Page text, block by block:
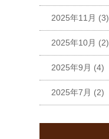
2025年11月 (3)
2025年10月 (2)
2025年9月 (4)
2025年7月 (2)